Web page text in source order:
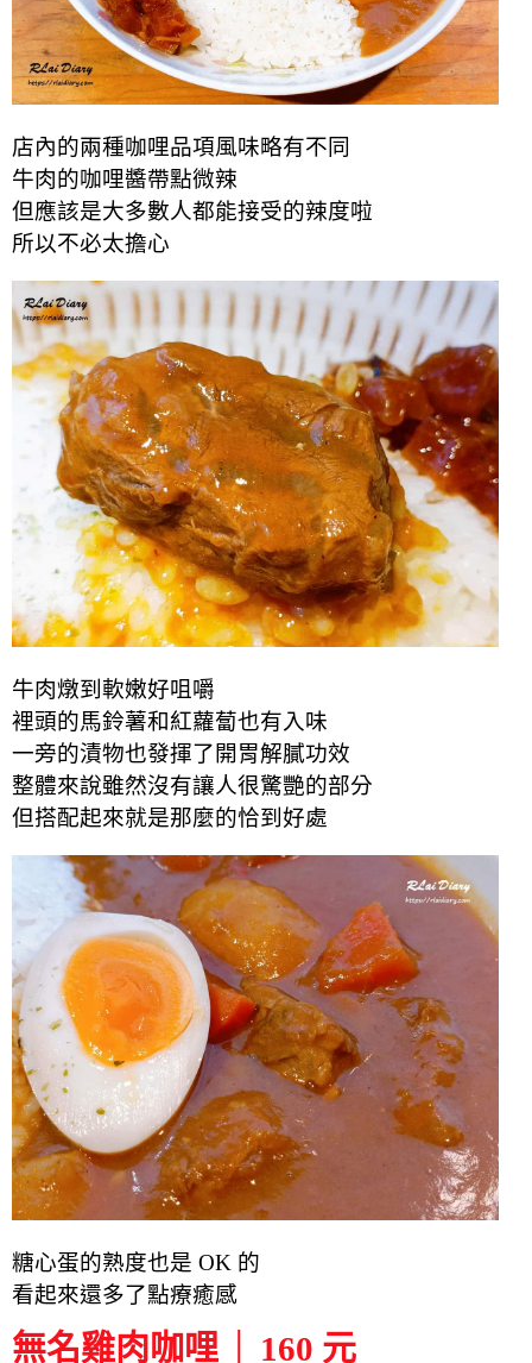
店內的兩種咖哩品項風味略有不同
牛肉的咖哩醬帶點微辣
但應該是大多數人都能接受的辣度啦
所以不必太擔心
牛肉燉到軟嫩好咀嚼
裡頭的馬鈴薯和紅蘿蔔也有入味
一旁的漬物也發揮了開胃解膩功效
整體來說雖然沒有讓人很驚艷的部分
但搭配起來就是那麼的恰到好處
糖心蛋的熟度也是 OK 的
看起來還多了點療癒感
無名雞肉咖哩 │ 160 元